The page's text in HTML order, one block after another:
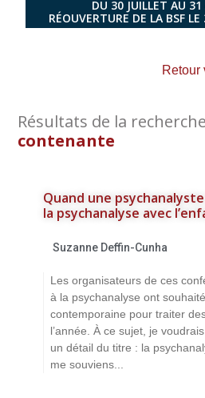
DU 30 JUILLET AU
RÉOUVERTURE DE LA BSF
Retour
Résultats de la
contenante
Quand une
la psychanalyse avec
Suzanne Deffin-Cunha
Les organisateurs de ces
à la psychanalyse ont
contemporaine pour traiter
l’année. À ce sujet, je
un détail du titre : la
me souviens...